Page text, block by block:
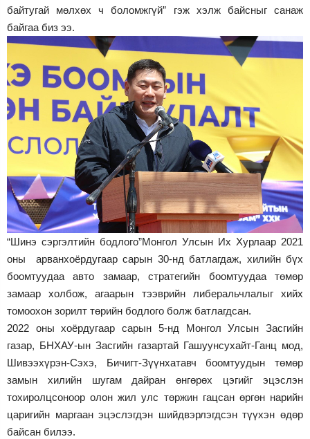
байтугай мөлхөх ч боломжгүй” гэж хэлж байсныг санаж
байгаа биз ээ.
“Шинэ сэргэлтийн бодлого”Монгол Улсын Их Хурлаар 2021
оны арванхоёрдугаар сарын 30-нд батлагдаж, хилийн бүх
боомтуудаа авто замаар, стратегийн боомтуудаа төмөр
замаар холбож, агаарын тээврийн либеральчлалыг хийх
томоохон зорилт төрийн бодлого болж батлагдсан.
2022 оны хоёрдугаар сарын 5-нд Монгол Улсын Засгийн
газар, БНХАУ-ын Засгийн газартай Гашуунсухайт-Ганц мод,
Шивээхүрэн-Сэхэ, Бичигт-Зүүнхатавч боомтуудын төмөр
замын хилийн шугам дайран өнгөрөх цэгийг эцэслэн
тохиролцсоноор олон жил улс төржин гацсан өргөн нарийн
царигийн маргаан эцэслэгдэн шийдвэрлэгдсэн түүхэн өдөр
байсан билээ.